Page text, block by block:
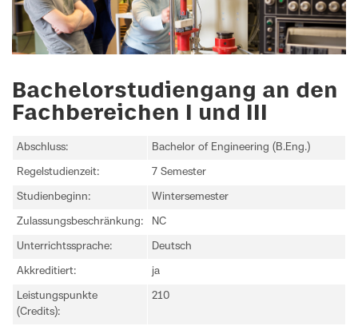
Bachelorstudiengang an den
Fachbereichen I und III
Abschluss: Bachelor of Engineering (B.Eng.)
Regelstudienzeit: 7 Semester
Studienbeginn: Wintersemester
Zulassungsbeschränkung: NC
Unterrichtssprache: Deutsch
Akkreditiert: ja
Leistungspunkte
(Credits):
210